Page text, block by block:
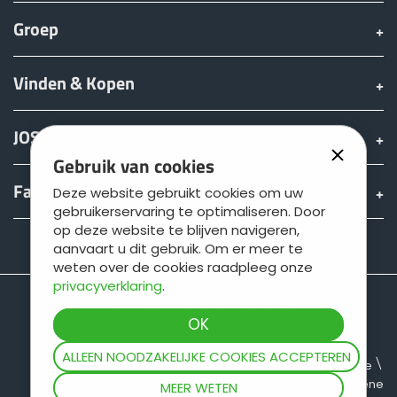
Gebruik van cookies
Deze website gebruikt cookies om uw
gebruikerservaring te optimaliseren. Door
op deze website te blijven navigeren,
aanvaart u dit gebruik. Om er meer te
weten over de cookies raadpleeg onze
privacyverklaring.
ALLEEN NOODZAKELIJKE COOKIES ACCEPTEREN
MEER WETEN
Slovenija
Lietuvių kalba
Česká republika
Srpski
Groep
Vinden & Kopen
JOSKIN wereld
Fan shop
Teamviewer
Sitemap
Juridische informatie
Gegevensbescherming
Algemene